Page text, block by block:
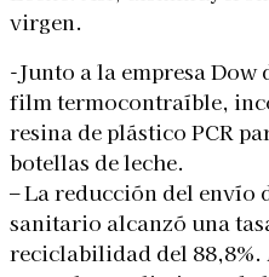
virgen.
-Junto a la empresa
film termocontraíble,
resina de plástico PCR
botellas de leche.
– La reducción del envío
sanitario alcanzó una
reciclabilidad del 88,8%.